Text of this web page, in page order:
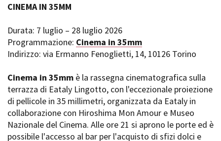
CINEMA IN 35MM
Durata: 7 luglio – 28 luglio 2026
Programmazione: Cinema in 35mm
Indirizzo: via Ermanno Fenoglietti, 14, 10126 Torino
Cinema in 35mm è la rassegna cinematografica sulla
terrazza di Eataly Lingotto, con l'eccezionale proiezione
di pellicole in 35 millimetri, organizzata da Eataly in
collaborazione con Hiroshima Mon Amour e Museo
Nazionale del Cinema. Alle ore 21 si aprono le porte ed è
possibile l'accesso al bar per l'acquisto di sfizi dolci e